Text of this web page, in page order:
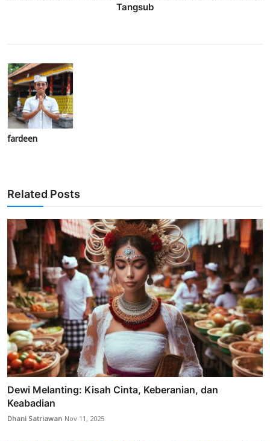
Tangsub
fardeen
Related Posts
Dewi Melanting: Kisah Cinta, Keberanian, dan
Keabadian
Dhani Satriawan Nov 11, 2025